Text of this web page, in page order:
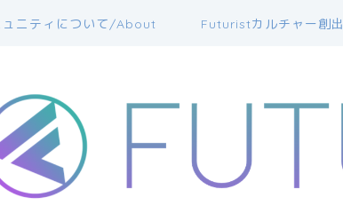
ニティについて/About Futuristカルチャー創出